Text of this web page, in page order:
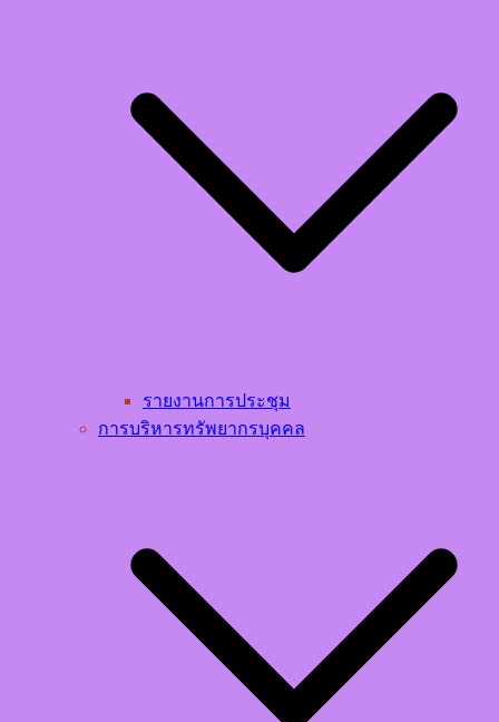
รายงานการประชุม
การบริหารทรัพยากรบุคคล